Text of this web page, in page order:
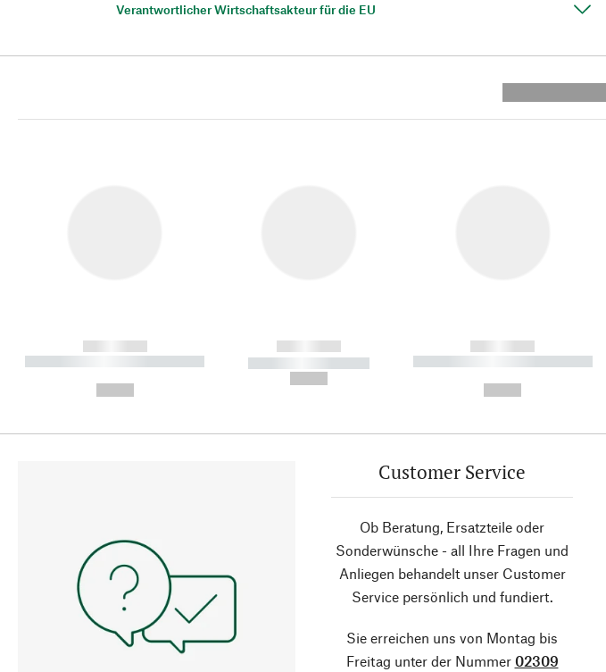
Verantwortlicher Wirtschaftsakteur für die EU
------------
----------- ----------- ----------
------------
----------- -----------
------------
----------- ----------- ----------
Customer Service
Ob Beratung, Ersatzteile oder
Sonderwünsche - all Ihre Fragen und
Anliegen behandelt unser Customer
Service persönlich und fundiert.
Sie erreichen uns von Montag bis
Freitag unter der Nummer 02309